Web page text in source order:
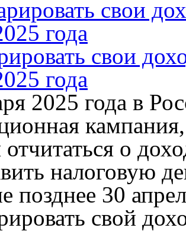
свои
года
2025 года в
о
налоговую
позднее 30
свой